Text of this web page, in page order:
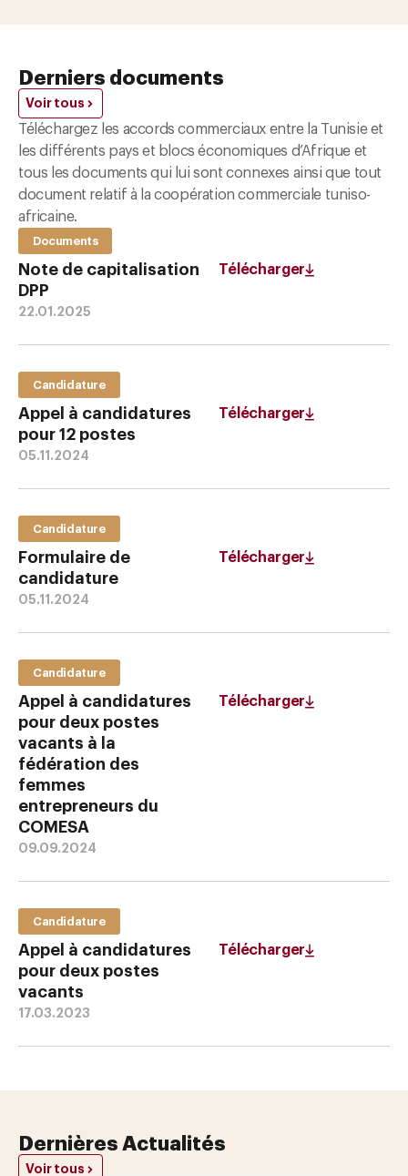
Derniers documents
Voir tous
Téléchargez les accords commerciaux entre la Tunisie et
les différents pays et blocs économiques d’Afrique et
tous les documents qui lui sont connexes ainsi que tout
document relatif à la coopération commerciale tuniso-
africaine.
Documents
Note de capitalisation
DPP
22.01.2025
Télécharger
Candidature
Appel à candidatures
pour 12 postes
05.11.2024
Télécharger
Candidature
Formulaire de
candidature
05.11.2024
Télécharger
Candidature
Appel à candidatures
pour deux postes
vacants à la
fédération des
femmes
entrepreneurs du
COMESA
09.09.2024
Télécharger
Candidature
Appel à candidatures
pour deux postes
vacants
17.03.2023
Télécharger
Dernières Actualités
Voir tous